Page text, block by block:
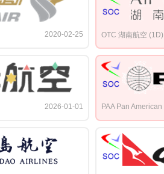
2020-02-25 OTC 湖南航空 (1D)
2026-01-01 PAA Pan